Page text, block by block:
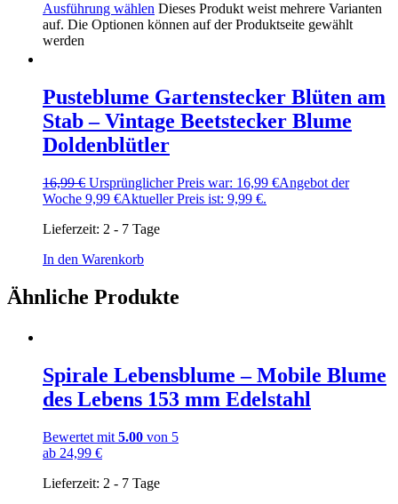
Ausführung wählen Dieses Produkt weist mehrere Varianten
auf. Die Optionen können auf der Produktseite gewählt
werden
Pusteblume Gartenstecker Blüten am
Stab – Vintage Beetstecker Blume
Doldenblütler
16,99€ Ursprünglicher Preis war: 16,99 €Angebot der
Woche 9,99 €Aktueller Preis ist: 9,99 €.
Lieferzeit: 2 - 7 Tage
In den Warenkorb
Ähnliche Produkte
Spirale Lebensblume – Mobile Blume
des Lebens 153 mm Edelstahl
Bewertet mit 5.00 von 5
ab 24,99 €
Lieferzeit: 2 - 7 Tage